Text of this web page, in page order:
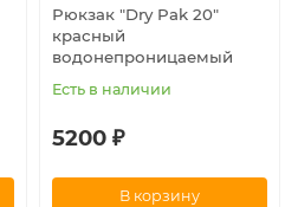
Рюкзак "Dry Pak 20"
красный
водонепроницаемый
Есть в наличии
5200 ₽
В корзину